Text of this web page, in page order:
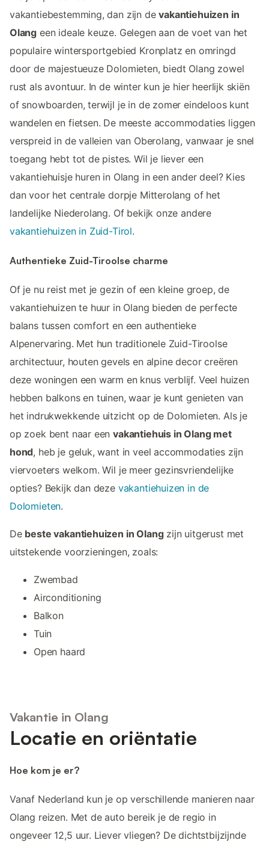
vakantiebestemming, dan zijn devakantiehuizen in
Olang een ideale keuze. Gelegen aan de voet van het
populaire wintersportgebied Kronplatz en omringd
door de majestueuze Dolomieten, biedt Olang zowel
rust als avontuur. In de winter kun je hier heerlijk skiën
of snowboarden, terwijl je in de zomer eindeloos kunt
wandelen en fietsen. De meeste accommodaties liggen
verspreid in de valleien van Oberolang, vanwaar je snel
toegang hebt tot de pistes. Wil je liever een
vakantiehuisje huren in Olang in een ander deel? Kies
dan voor het centrale dorpje Mitterolang of het
landelijke Niederolang. Of bekijk onze andere
vakantiehuizen in Zuid-Tirol.
Authentieke Zuid-Tiroolse charme
Of je nu reist met je gezin of een kleine groep, de
vakantiehuizen te huur in Olang bieden de perfecte
balans tussen comfort en een authentieke
Alpenervaring. Met hun traditionele Zuid-Tiroolse
architectuur, houten gevels en alpine decor creëren
deze woningen een warm en knus verblijf. Veel huizen
hebben balkons en tuinen, waar je kunt genieten van
het indrukwekkende uitzicht op de Dolomieten. Als je
op zoek bent naar eenvakantiehuis in Olang met
hond, heb je geluk, want in veel accommodaties zijn
viervoeters welkom. Wil je meer gezinsvriendelijke
opties? Bekijk dan deze vakantiehuizen in de
Dolomieten.
De beste vakantiehuizen in Olangzijn uitgerust met
uitstekende voorzieningen, zoals:
Zwembad
Airconditioning
Balkon
Tuin
Open haard
Vakantie in Olang
Locatie en oriëntatie
Hoe kom je er?
Vanaf Nederland kun je op verschillende manieren naar
Olang reizen. Met de auto bereik je de regio in
ongeveer 12,5 uur. Liever vliegen? De dichtstbijzijnde